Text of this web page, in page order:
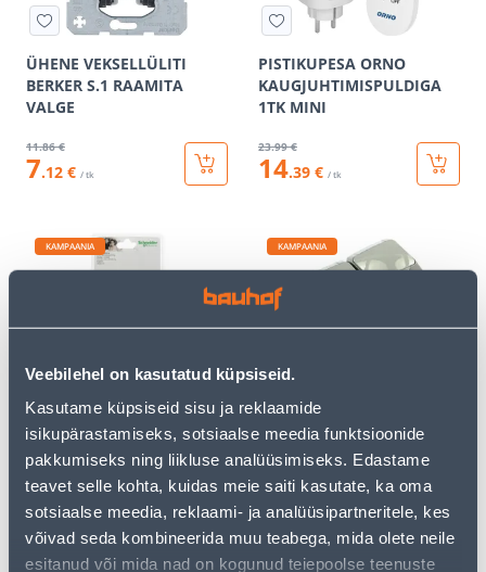
Veebilehel on kasutatud küpsiseid.
Kasutame küpsiseid sisu ja reklaamide
isikupärastamiseks, sotsiaalse meedia funktsioonide
pakkumiseks ning liikluse analüüsimiseks. Edastame
teavet selle kohta, kuidas meie saiti kasutate, ka oma
sotsiaalse meedia, reklaami- ja analüüsipartneritele, kes
võivad seda kombineerida muu teabega, mida olete neile
esitanud või mida nad on kogunud teiepoolse teenuste
ÜHENE VEKSELLÜLITI
BERKER S.1 RAAMITA
VALGE
11.86 €
7.12 € / tk
PISTIKUPESA ORNO
KAUGJUHTIMISPULDIGA
1TK MINI
23.99 €
14.39 € / tk
KAMPAANIA
LÜLITI 2-NE VALGE
RENOVA
30.66 €
18.40 € / tk
KAMPAANIA
PPESA 2-NE MAAND PIND
IP44HALL CEDAR+
10.92 €
6.55 € / tk
KAMPAANIA KAMPAANIA